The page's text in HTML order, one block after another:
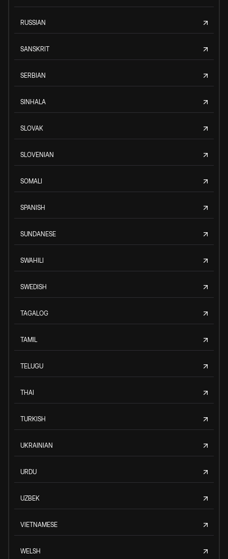
RUSSIAN
SANSKRIT
SERBIAN
SINHALA
SLOVAK
SLOVENIAN
SOMALI
SPANISH
SUNDANESE
SWAHILI
SWEDISH
TAGALOG
TAMIL
TELUGU
THAI
TURKISH
UKRAINIAN
URDU
UZBEK
VIETNAMESE
WELSH